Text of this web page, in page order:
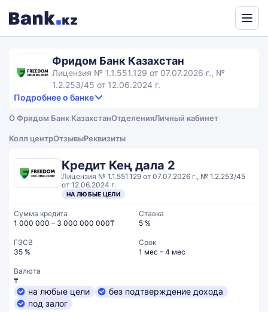
Фридом Банк Казахстан
Лицензия № 1.1.551.129 от 07.07.2026 г., №
1.2.253/45 от 12.06.2024 г.
Подробнее о банке
2.5
2,5
rating
Продукты и услуги
О Фридом Банк КазахстанОтделенияЛичный кабинет
Колл центрОтзывыРеквизиты
Кредит Кең дала 2
Лицензия № 1.1.551.129 от 07.07.2026 г., № 1.2.253/45
от 12.06.2024 г.
НА ЛЮБЫЕ ЦЕЛИ
Сумма кредита
1 000 000 – 3 000 000 000₸
Ставка
5 %
ГЭСВ
35 %
Срок
1 мес – 4 мес
Валюта
₸
на любые цели
без подтверждение дохода
под залог